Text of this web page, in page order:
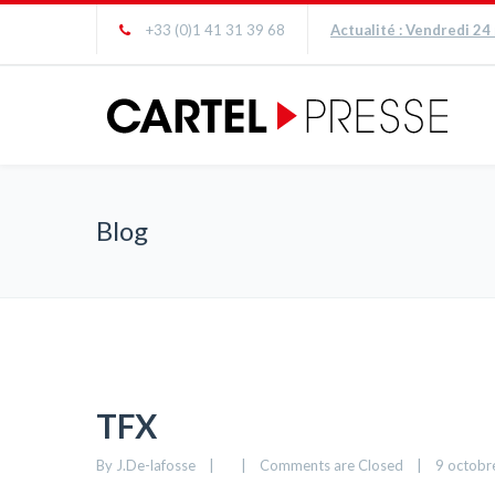
+33 (0)1 41 31 39 68 Actualité : Vendredi 24
Blog
TFX
By J.De-lafosse Comments are Closed 9